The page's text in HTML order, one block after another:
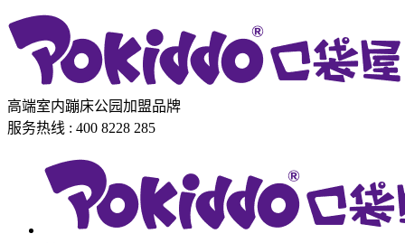
高端室内蹦床公园加盟品牌
服务热线 : 400 8228 285